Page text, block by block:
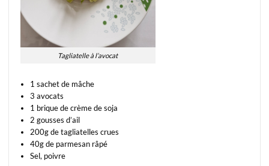
Tagliatelle à l’avocat
1 sachet de mâche
3 avocats
1 brique de crème de soja
2 gousses d’ail
200g de tagliatelles crues
40g de parmesan râpé
Sel, poivre